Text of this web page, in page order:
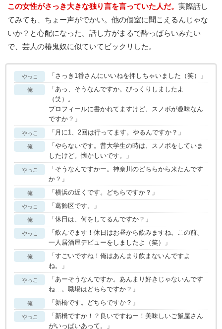
この女性がさっき大きな独り言を言っていた人だ。 実際話し
てみても、ちょー声がでかい。他の個室に聞こえるんじゃな
いか？と心配になった。話し方がまるで酔っぱらいみたい
で、芸人の椿鬼奴に似ていてビックリした。
やっこ 「さっき1番さんにいいねを押しちゃいました（笑）」
俺
「あっ、そうなんですか。びっくりしましたよ
（笑）。
プロフィールに書かれてますけど、スノボが趣味なん
ですか？」
やっこ 「月に1、2回は行ってます。やるんですか？」
俺
「やらないです。昔大学生の時は、スノボをしていま
したけど。懐かしいです。」
やっこ
「そうなんですかー。神奈川のどちらから来たんです
か？」
俺 「横浜の近くです。どちらですか？」
やっこ 「葛飾区です。」
俺 「休日は、何をしてるんですか？」
やっこ
「飲んでます！休日はお昼から飲みますね。この前、
一人居酒屋デビューをしましたよ（笑）」
俺
「すごいですね！俺はあんまり飲まないんですよ
ね。」
やっこ
「あーそうなんですか。あんまり好きじゃないんです
ね…。職場はどちらですか？」
俺 「新橋です。どちらですか？」
やっこ
「新橋ですか！？良いですねー！美味しいご飯屋さん
がいっぱいあって。」